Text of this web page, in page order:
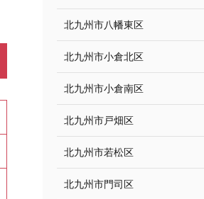
北九州市八幡東区
北九州市小倉北区
北九州市小倉南区
北九州市戸畑区
北九州市若松区
北九州市門司区